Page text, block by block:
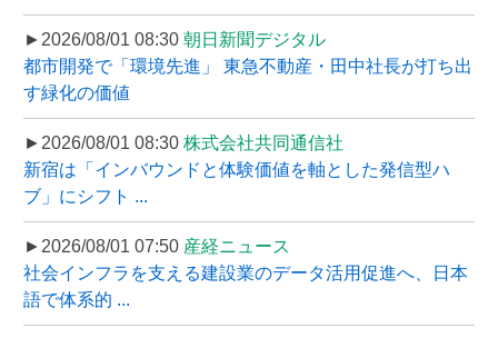
►2026/08/01 08:30 朝日新聞デジタル
都市開発で「環境先進」 東急不動産・田中社長が打ち出
す緑化の価値
►2026/08/01 08:30 株式会社共同通信社
新宿は「インバウンドと体験価値を軸とした発信型ハ
ブ」にシフト ...
►2026/08/01 07:50 産経ニュース
社会インフラを支える建設業のデータ活用促進へ、日本
語で体系的 ...